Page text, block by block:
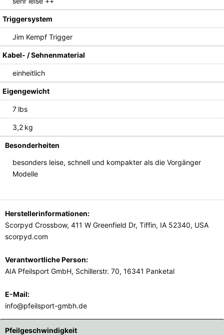
Triggersystem
Jim Kempf Trigger
Kabel- / Sehnenmaterial
einheitlich
Eigengewicht
7 lbs
3,2 kg
Besonderheiten
besonders leise, schnell und kompakter als die Vorgänger
Modelle
Herstellerinformationen:
Scorpyd Crossbow, 411 W Greenfield Dr, Tiffin, IA 52340, USA
scorpyd.com
Verantwortliche Person:
AIA Pfeilsport GmbH, Schillerstr. 70, 16341 Panketal
E-Mail:
info@pfeilsport-gmbh.de
Pfeilgeschwindigkeit